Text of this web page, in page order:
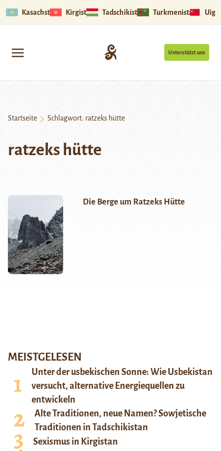
Kasachstan Kirgistan Tadschikistan Turkmenistan
Unterstützt uns
Startseite Schlagwort: ratzeks hütte
ratzeks hütte
Die Berge um Ratzeks Hütte
MEISTGELESEN
Unter der usbekischen Sonne: Wie Usbekistan
versucht, alternative Energiequellen zu
entwickeln
Alte Traditionen, neue Namen? Sowjetische
Traditionen in Tadschikistan
Sexismus in Kirgistan